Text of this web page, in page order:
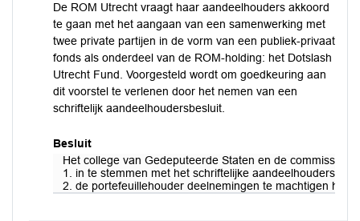
De ROM Utrecht vraagt haar aandeelhouders akkoord
te gaan met het aangaan van een samenwerking met
twee private partijen in de vorm van een publiek-privaat
fonds als onderdeel van de ROM-holding: het Dotslash
Utrecht Fund. Voorgesteld wordt om goedkeuring aan
dit voorstel te verlenen door het nemen van een
schriftelijk aandeelhoudersbesluit.
Besluit
Het college van Gedeputeerde Staten en de
1. in te stemmen met het schriftelijke
2. de portefeuillehouder deelnemingen te machtigen het